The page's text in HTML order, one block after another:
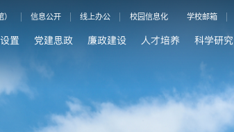
信息公开 线上办公 校园信息化 学校邮箱
置 党建思政 廉政建设 人才培养 科学研究